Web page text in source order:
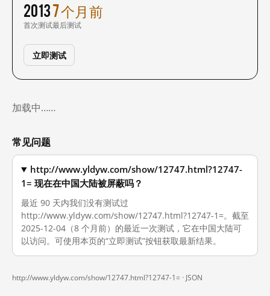
2013
首次测试
7 个月前
最后测试
立即测试
加载中……
常见问题
http://www.yldyw.com/show/12747.html?12747-
1= 现在在中国大陆被屏蔽吗？
最近 90 天内我们没有测试过
http://www.yldyw.com/show/12747.html?12747-1=。截至
2025-12-04（8 个月前）的最近一次测试，它在中国大陆可
以访问。可使用本页的“立即测试”按钮获取最新结果。
http://www.yldyw.com/show/12747.html?12747-1= · JSON